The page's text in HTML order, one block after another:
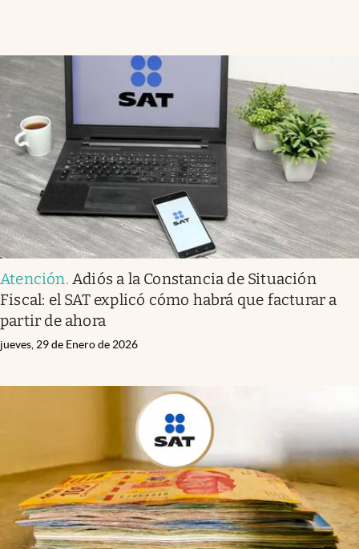
Atención.Adiós a la Constancia de Situación
Fiscal: el SAT explicó cómo habrá que facturar a
partir de ahora
jueves, 29 de Enero de 2026